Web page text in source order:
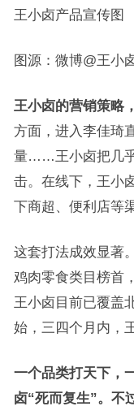
王小卤产品宣传图
图源：微博@王小
王小卤的营销策略
方面，进入李佳琦
量……王小卤把几
击。在线下，王小
下商超、便利店等
这套打法成效显著
鸡肉零食类目榜首
王小卤目前已覆盖
始，三四个月内，
一个品类打天下，
卤“死而复生”。不